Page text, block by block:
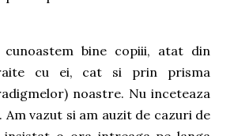
bine copiii, atat din
cu ei, cat si prin prisma
noastre. Nu inceteaza
Am vazut si am auzit de cazuri de